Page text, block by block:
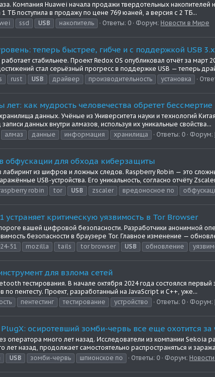
Компания Huawei начала продажи твердотельных
поступила в продажу по цене 769 юаней, а версия с 2 ТБ...
ssd USB накопитель Ответы: 0 Форум: Новости в Мире
теперь быстрее, гибче и с поддержкой USB 3.x
стабильнее. Проект Redox OS опубликовал отчёт за март
стал серьёзный прогресс в поддержке USB — теперь
rust USB драйвер производительность установка
как мудрость человечества обретет бессмертие
данных. Учёные из Университета науки и технологий
данных внутри алмазов, используя их уникальные свойства...
алмаз данные информация хранилища Ответы: 0 Форум:
обфускации для обхода киберзащиты
из шифров и ложных следов. Raspberry Robin — это
USB-устройства. Его уникальность, согласно отчёту
robin tor USB zscaler вредоносное по
устраняет критическую уязвимость в Tor Browser
вашей цифровой безопасности. Разработчики анонимной
безопасности в браузере Tor. Главное изменение —
51 mozilla tails tor browser USB обновление
для взлома сетей
тестирования. В начале октября 2024 года состоялся
пентесту. Проект, разработанный на JavaScript и C++, уже...
пентестинг тестирование устройство Ответы: 0 Форум:
осиротевший зомби-червь все еще охотится за
оператора много лет назад. Исследователи из компании
лет назад, продолжает самостоятельно распространяться и
USB зомби-червь шпионское по Ответы: 0 Форум: